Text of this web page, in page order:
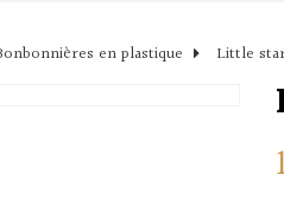
en plastique Little